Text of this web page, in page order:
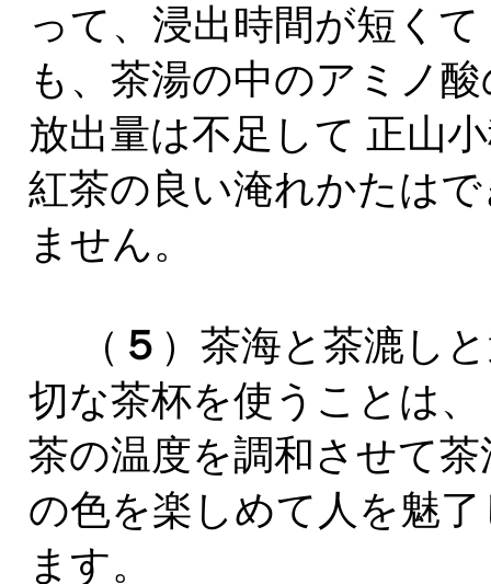
って、浸出時間が短くて
も、茶湯の中のアミノ酸
放出量は不足して 正山
紅茶の良い淹れかたは
ません。
（ ５ ）茶海と茶漉し
切な茶杯を使うことは、
茶の温度を調和させて茶
の色を楽しめて人を魅了
ます。